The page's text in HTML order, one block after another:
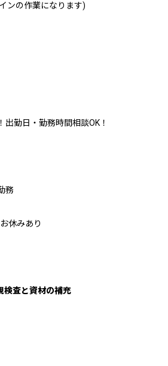
ンの作業になります)
出勤日・勤務時間相談OK！
務
休みあり
検査と資材の補充